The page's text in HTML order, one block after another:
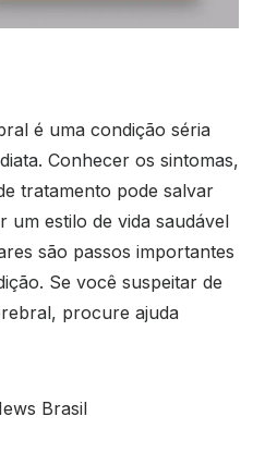
é uma condição séria
Conhecer os sintomas,
tratamento pode salvar
um estilo de vida saudável
são passos importantes
Se você suspeitar de
procure ajuda
Brasil